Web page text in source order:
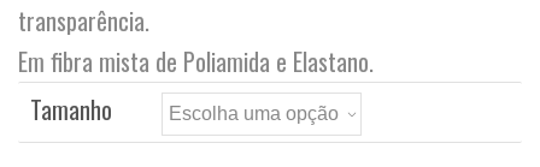
transparência.
Em fibra mista de Poliamida e Elastano.
Tamanho